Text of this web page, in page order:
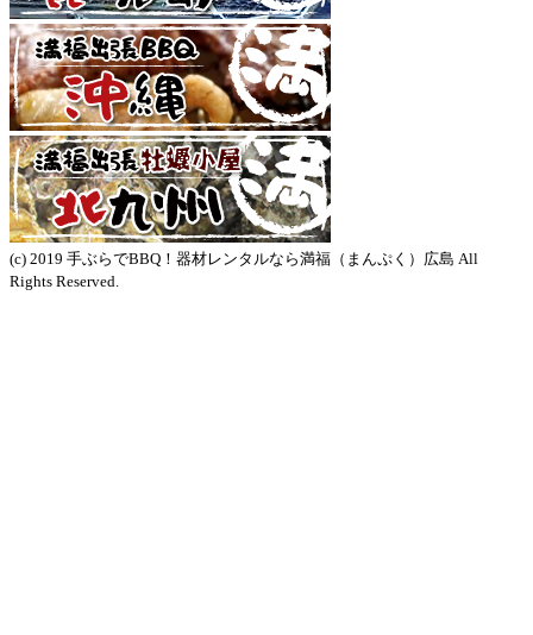
(c) 2019 手ぶらでBBQ！器材レンタルなら満福（まんぷく）広島 All
Rights Reserved.